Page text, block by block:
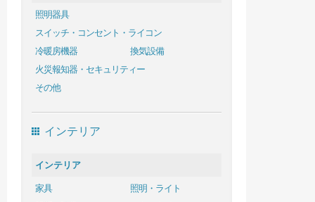
照明器具
スイッチ・コンセント・ライコン
冷暖房機器
換気設備
火災報知器・セキュリティー
その他
インテリア
インテリア
家具
照明・ライト